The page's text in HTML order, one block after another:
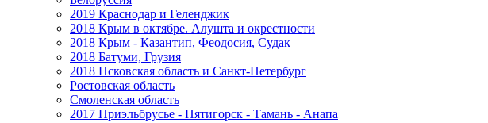
2019 Краснодар и Геленджик
2018 Крым в октябре. Алушта и окрестности
2018 Крым - Казантип, Феодосия, Судак
2018 Батуми, Грузия
2018 Псковская область и Санкт-Петербург
Ростовская область
Смоленская область
2017 Приэльбрусье - Пятигорск - Тамань - Анапа